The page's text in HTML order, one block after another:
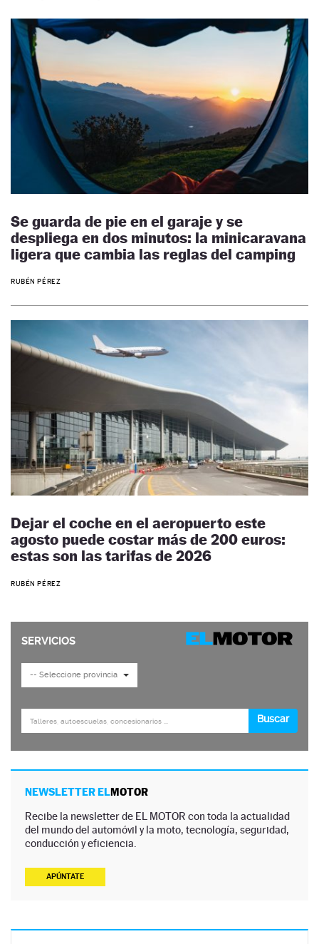
Se guarda de pie en el garaje y se
despliega en dos minutos: la minicaravana
ligera que cambia las reglas del camping
RUBÉN PÉREZ
Dejar el coche en el aeropuerto este
agosto puede costar más de 200 euros:
estas son las tarifas de 2026
RUBÉN PÉREZ
NEWSLETTER ELMOTOR
Recibe la newsletter de EL MOTOR con toda la actualidad
del mundo del automóvil y la moto, tecnología, seguridad,
conducción y eficiencia.
APÚNTATE